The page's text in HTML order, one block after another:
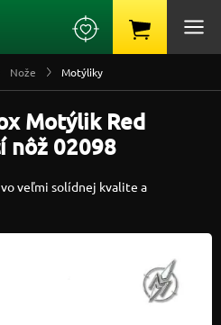
Nože Motýliky
Motýlik Red
nôž 02098
veľmi solídnej kvalite a